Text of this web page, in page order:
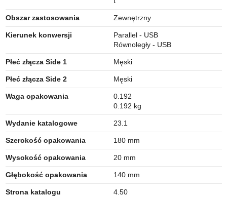
Obszar zastosowania Zewnętrzny
Kierunek konwersji
Parallel - USB
Równoległy - USB
Płeć złącza Side 1 Męski
Płeć złącza Side 2 Męski
Waga opakowania
0.192
0.192 kg
Wydanie katalogowe 23.1
Szerokość opakowania 180 mm
Wysokość opakowania 20 mm
Głębokość opakowania 140 mm
Strona katalogu 4.50